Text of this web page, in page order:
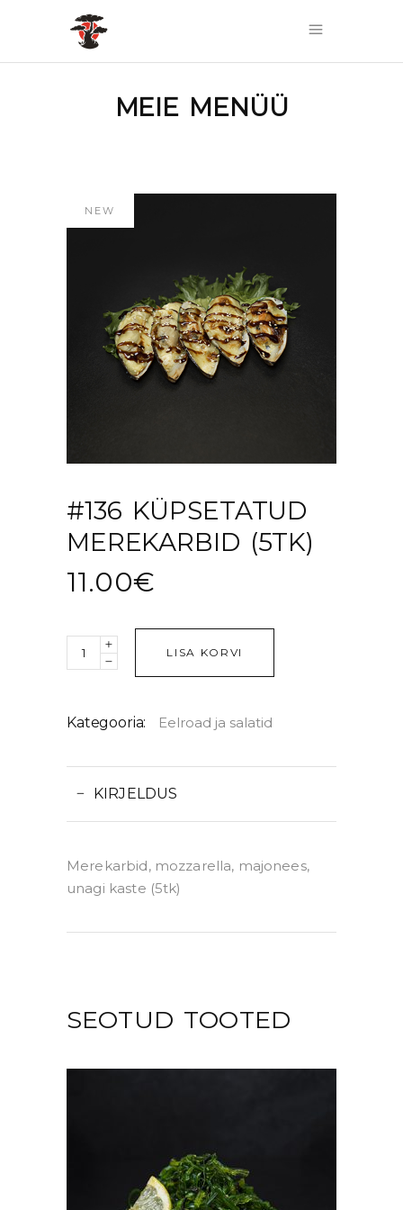
MEIE MENÜÜ
NEW
#136 KÜPSETATUD
MEREKARBID (5TK)
11.00€
Quantity LISA KORVI
Kategooria: Eelroad ja salatid
KIRJELDUS
Merekarbid, mozzarella, majonees,
unagi kaste (5tk)
SEOTUD TOOTED